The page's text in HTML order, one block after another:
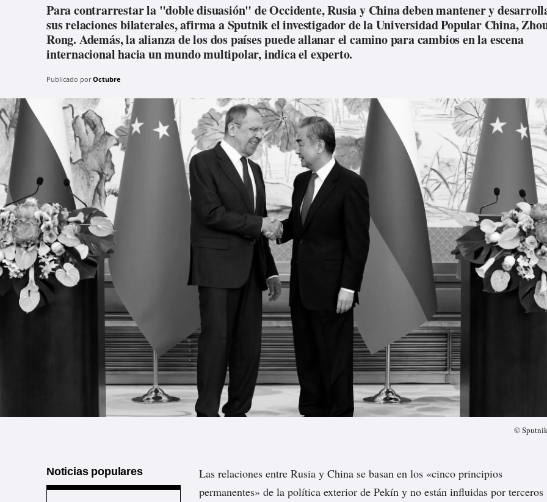
Para contrarrestar la "doble disuasión" de Occidente, Rusia y China deben mantener y
sus relaciones bilaterales, afirma a Sputnik el investigador de la Universidad Popular China,
Rong. Además, la alianza de los dos países puede allanar el camino para cambios en la escena
internacional hacia un mundo multipolar, indica el experto.
Publicado por Octubre
©
Noticias populares
Las relaciones entre Rusia y China se basan en los «cinco principios
permanentes» de la política exterior de Pekín y no están influidas por terceros